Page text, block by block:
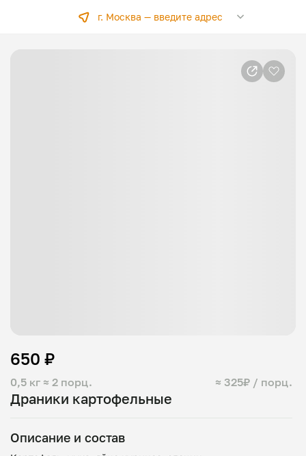
г. Москва —введите адрес
Драники картофельные
0,5 кг ≈ 2 порц. ≈ 325₽ / порц.
650 ₽
Описание и состав